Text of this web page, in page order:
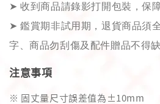
➤ 收到商品請錄影打開包裝，保
➤ 鑑賞期非試用期，退貨商品須
字、商品勿刮傷及配件贈品不得
注意事項
※ 固丈量尺寸誤差值為±10mm